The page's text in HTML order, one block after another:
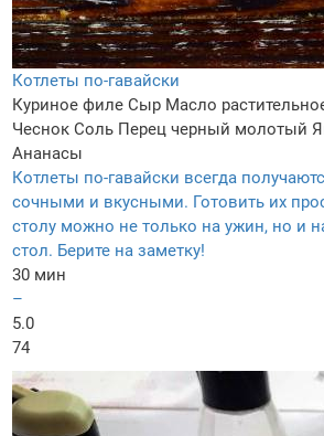
Котлеты по-гавайски
Куриное филе Сыр Масло
Чеснок Соль Перец черный молотый
Ананасы
Котлеты по-гавайски всегда
сочными и вкусными. Готовить их
столу можно не только на ужин, но и
стол. Берите на заметку!
30 мин
–
5.0
74